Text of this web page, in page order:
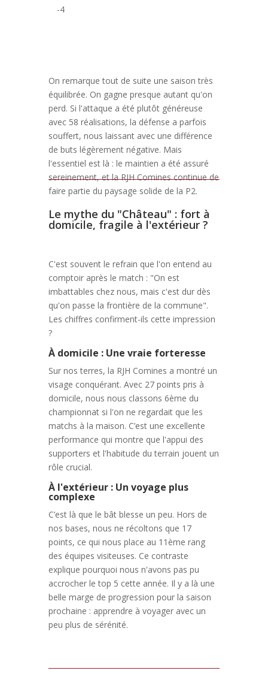
-4
On remarque tout de suite une saison très
équilibrée. On gagne presque autant qu'on
perd. Si l'attaque a été plutôt généreuse
avec 58 réalisations, la défense a parfois
souffert, nous laissant avec une différence
de buts légèrement négative. Mais
l'essentiel est là : le maintien a été assuré
sereinement, et la RJH Comines continue de
faire partie du paysage solide de la P2.
Le mythe du "Château" : fort à
domicile, fragile à l'extérieur ?
C'est souvent le refrain que l'on entend au
comptoir après le match : "On est
imbattables chez nous, mais c'est dur dès
qu'on passe la frontière de la commune".
Les chiffres confirment-ils cette impression
?
À domicile : Une vraie forteresse
Sur nos terres, la RJH Comines a montré un
visage conquérant. Avec 27 points pris à
domicile, nous nous classons 6ème du
championnat si l'on ne regardait que les
matchs à la maison. C’est une excellente
performance qui montre que l'appui des
supporters et l'habitude du terrain jouent un
rôle crucial.
À l'extérieur : Un voyage plus
complexe
C’est là que le bât blesse un peu. Hors de
nos bases, nous ne récoltons que 17
points, ce qui nous place au 11ème rang
des équipes visiteuses. Ce contraste
explique pourquoi nous n'avons pas pu
accrocher le top 5 cette année. Il y a là une
belle marge de progression pour la saison
prochaine : apprendre à voyager avec un
peu plus de sérénité.